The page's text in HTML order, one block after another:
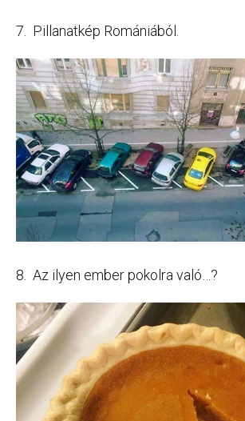
7. Pillanatkép Romániából.
8. Az ilyen ember pokolra való…?